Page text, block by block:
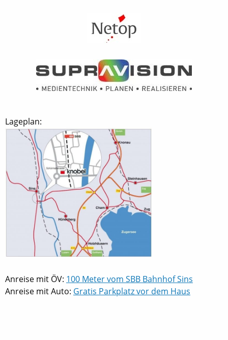
Lageplan:
Anreise mit ÖV: 100 Meter vom SBB Bahnhof Sins
Anreise mit Auto: Gratis Parkplatz vor dem Haus